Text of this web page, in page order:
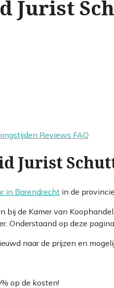
Jurist
Reviews FAQ
Jurist
in Barendrecht in de provincie
bij de Kamer van
Onderstaand op deze
naar de prijzen en
op de kosten!